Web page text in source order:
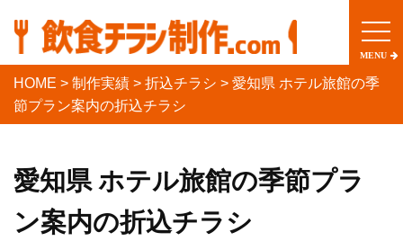
MENU
HOME > 制作実績 > 折込チラシ > 愛知県 ホテル旅館の季
節プラン案内の折込チラシ
愛知県 ホテル旅館の季節プラ
ン案内の折込チラシ